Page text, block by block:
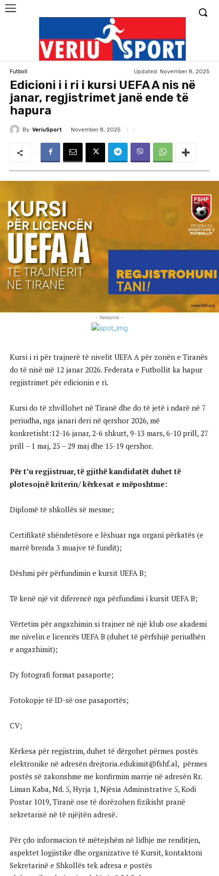
Futboll Updated: November 8, 2025
Edicioni i i ri i kursi UEFA A nis në
janar, regjistrimet janë ende të
hapura
By VeriuSport November 8, 2025
- Reklamë -
Kursi i ri për trajnerë të nivelit UEFA A për zonën e Tiranës
do të nisë më 12 janar 2026. Federata e Futbollit ka hapur
regjistrimet për edicionin e ri.
Kursi do të zhvillohet në Tiranë dhe do të jetë i ndarë në 7
periudha, nga janari deri në qershor 2026, më
konkretisht:12-16 janar, 2-6 shkurt, 9-13 mars, 6-10 prill, 27
prill – 1 maj, 25 – 29 maj dhe 15-19 qershor.
Për t’u regjistruar, të gjithë kandidatët duhet të
plotesojnë kriterin/ kërkesat e mëposhtme:
Diplomë të shkollës së mesme;
Certifikatë shëndetësore e lëshuar nga organi përkatës (e
marrë brenda 3 muajve të fundit);
Dëshmi për përfundimin e kursit UEFA B;
Të kenë një vit diferencë nga përfundimi i kursit UEFA B;
Vërtetim për angazhimin si trajner në një klub ose akademi
me nivelin e licencës UEFA B (duhet të përfshijë periudhën
e angazhimit);
Dy fotografi format pasaporte;
Fotokopje të ID-së ose pasaportës;
CV;
Kërkesa për regjistrim, duhet të dërgohet përmes postës
elektronike në adresën drejtoria.edukimit@fshf.al, përmes
postës së zakonshme me konfirmim marrje në adresën Rr.
Liman Kaba, Nd. 5, Hyrja 1, Njësia Administrative 5, Kodi
Postar 1019, Tiranë ose të dorëzohen fizikisht pranë
sekretarisë në të njëjtën adresë.
Për çdo informacion të mëtejshëm në lidhje me renditjen,
aspektet logjistike dhe organizative të Kursit, kontaktoni
Sekretarinë e Shkollës tek adresa e postës